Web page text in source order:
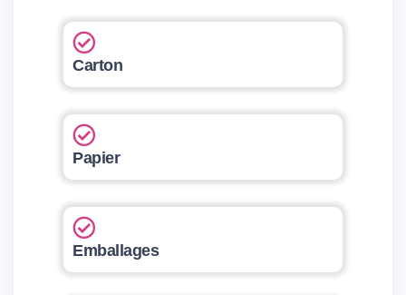
Carton
Papier
Emballages